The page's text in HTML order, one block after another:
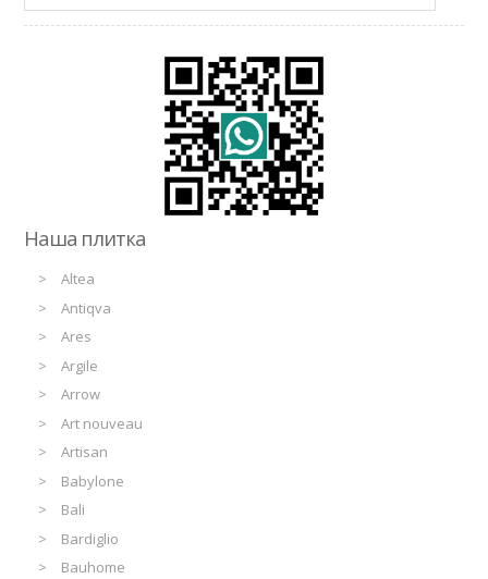
Наша плитка
Altea
Antiqva
Ares
Argile
Arrow
Art nouveau
Artisan
Babylone
Bali
Bardiglio
Bauhome